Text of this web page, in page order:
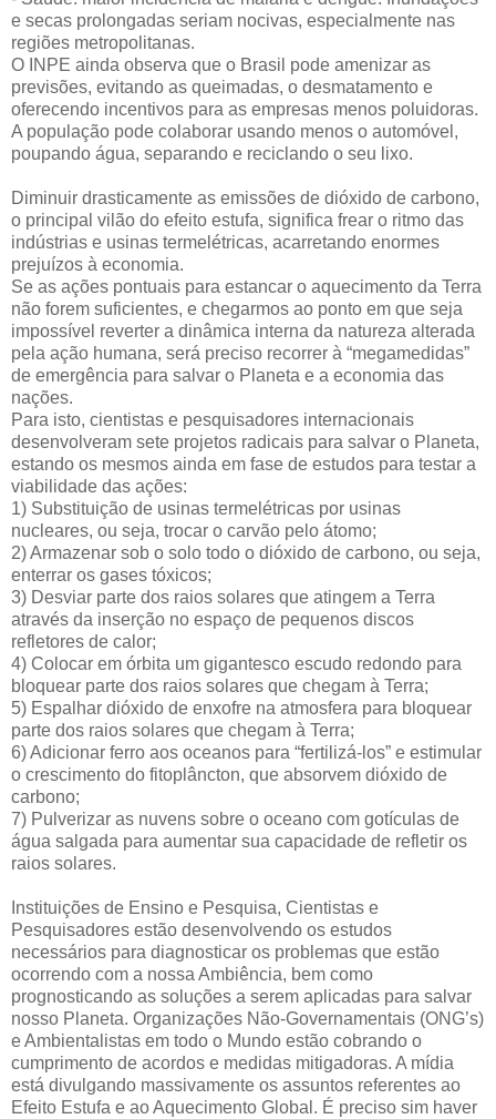
e secas prolongadas seriam nocivas, especialmente nas
regiões metropolitanas.
O INPE ainda observa que o Brasil pode amenizar as
previsões, evitando as queimadas, o desmatamento e
oferecendo incentivos para as empresas menos poluidoras.
A população pode colaborar usando menos o automóvel,
poupando água, separando e reciclando o seu lixo.
Diminuir drasticamente as emissões de dióxido de carbono,
o principal vilão do efeito estufa, significa frear o ritmo das
indústrias e usinas termelétricas, acarretando enormes
prejuízos à economia.
Se as ações pontuais para estancar o aquecimento da Terra
não forem suficientes, e chegarmos ao ponto em que seja
impossível reverter a dinâmica interna da natureza alterada
pela ação humana, será preciso recorrer à “megamedidas”
de emergência para salvar o Planeta e a economia das
nações.
Para isto, cientistas e pesquisadores internacionais
desenvolveram sete projetos radicais para salvar o Planeta,
estando os mesmos ainda em fase de estudos para testar a
viabilidade das ações:
1) Substituição de usinas termelétricas por usinas
nucleares, ou seja, trocar o carvão pelo átomo;
2) Armazenar sob o solo todo o dióxido de carbono, ou seja,
enterrar os gases tóxicos;
3) Desviar parte dos raios solares que atingem a Terra
através da inserção no espaço de pequenos discos
refletores de calor;
4) Colocar em órbita um gigantesco escudo redondo para
bloquear parte dos raios solares que chegam à Terra;
5) Espalhar dióxido de enxofre na atmosfera para bloquear
parte dos raios solares que chegam à Terra;
6) Adicionar ferro aos oceanos para “fertilizá-los” e estimular
o crescimento do fitoplâncton, que absorvem dióxido de
carbono;
7) Pulverizar as nuvens sobre o oceano com gotículas de
água salgada para aumentar sua capacidade de refletir os
raios solares.
Instituições de Ensino e Pesquisa, Cientistas e
Pesquisadores estão desenvolvendo os estudos
necessários para diagnosticar os problemas que estão
ocorrendo com a nossa Ambiência, bem como
prognosticando as soluções a serem aplicadas para salvar
nosso Planeta. Organizações Não-Governamentais (ONG’s)
e Ambientalistas em todo o Mundo estão cobrando o
cumprimento de acordos e medidas mitigadoras. A mídia
está divulgando massivamente os assuntos referentes ao
Efeito Estufa e ao Aquecimento Global. É preciso sim haver